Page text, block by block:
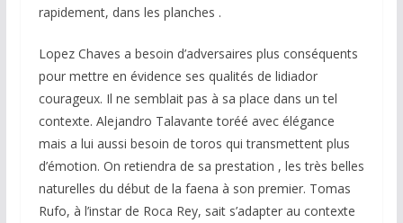
rapidement, dans les planches .
Lopez Chaves a besoin d’adversaires plus conséquents
pour mettre en évidence ses qualités de lidiador
courageux. Il ne semblait pas à sa place dans un tel
contexte. Alejandro Talavante toréé avec élégance
mais a lui aussi besoin de toros qui transmettent plus
d’émotion. On retiendra de sa prestation , les très belles
naturelles du début de la faena à son premier. Tomas
Rufo, à l’instar de Roca Rey, sait s’adapter au contexte